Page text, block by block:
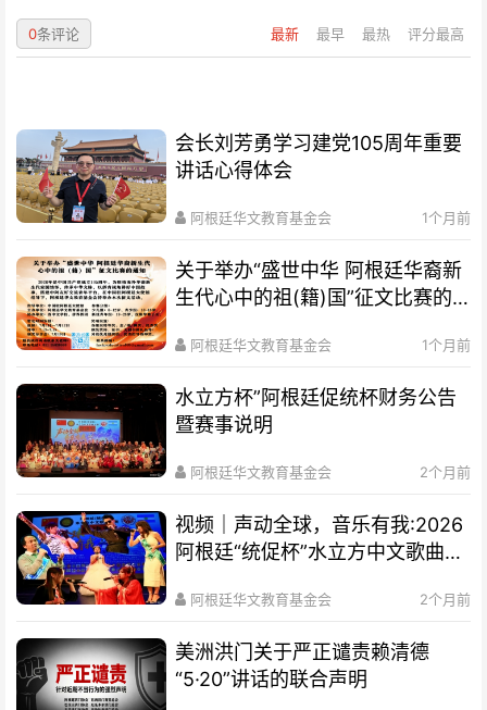
最新 最早 最热 评分最高
0条评论
会长刘芳勇学习建党105周年重要
讲话心得体会
阿根廷华文教育基金会 1个月前
关于举办“盛世中华 阿根廷华裔新
生代心中的祖(籍)国”征文比赛的
阿根廷华文教育基金会 1个月前
水立方杯”阿根廷促统杯财务公告
暨赛事说明
阿根廷华文教育基金会 2个月前
视频｜声动全球，音乐有我:2026
阿根廷“统促杯”水立方中文歌曲大
阿根廷华文教育基金会 2个月前
美洲洪门关于严正谴责赖清德
“5·20”讲话的联合声明